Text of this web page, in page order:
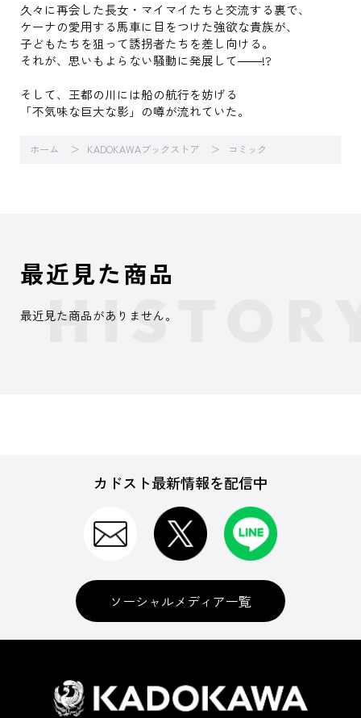
久々に再会した長女・マイマイたちと交流する裏で、
ケーナの愛用する馬車に目をつけた強欲な貴族が、
子どもたちを狙って誘拐者たちを差し向ける。
それが、思いもよらない騒動に発展して――!?
そして、王都の川には船の航行を妨げる
「不気味な巨大な影」の噂が流れていた。
ホーム KADOKAWAブックストア コミック
最近見た商品
最近見た商品がありません。
カドスト最新情報を配信中
ソーシャルメディア一覧